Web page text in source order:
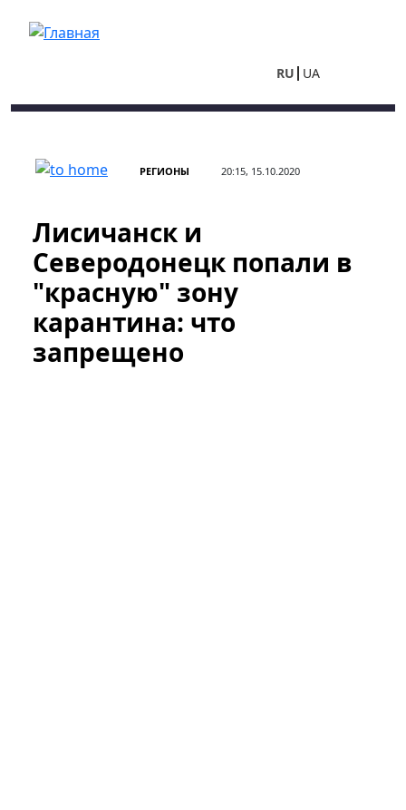
RU UA
РЕГИОНЫ 20:15, 15.10.2020
Лисичанск и
Северодонецк попали в
"красную" зону
карантина: что
запрещено